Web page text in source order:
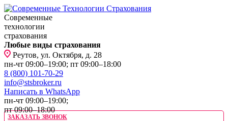
Современные
технологии
страхования
Любые виды страхования
Реутов, ул. Октября, д. 28
пн-чт 09:00–19:00; пт 09:00–18:00
8 (800) 101-70-29
info@stsbroker.ru
Написать в WhatsApp
пн-чт 09:00–19:00;
пт 09:00–18:00
ЗАКАЗАТЬ ЗВОНОК